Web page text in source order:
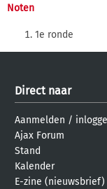
Noten
1e ronde
Direct naar
Aanmelden /
Ajax Forum
Stand
Kalender
E-zine (nieuwsbrief)